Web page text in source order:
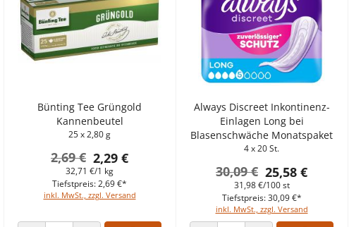
Bünting Tee Grüngold
Kannenbeutel
25 x 2,80 g
2,29 €
2,69 €
32,71 €/1 kg
inkl. MwSt., zzgl. Versand
Tiefstpreis: 2,69 €*
Always Discreet Inkontinenz-
Einlagen Long bei
Blasenschwäche Monatspaket
4 x 20 St.
25,58 €
30,09 €
31,98 €/100 st
inkl. MwSt., zzgl. Versand
Tiefstpreis: 30,09 €*